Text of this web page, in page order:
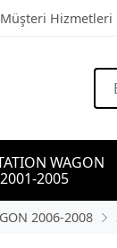
Müşteri Hizmetleri
WAGON
2001-2005
2006-2008